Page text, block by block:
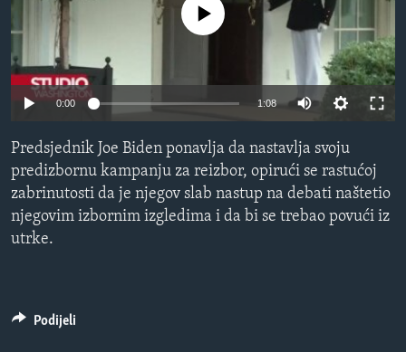
MAGAZIN
O GLASU AMERIKE
Learning English
PRATITE NAS
Jezici
No media source currently available
0:00 1:08
Predsjednik Joe Biden ponavlja da nastavlja svoju
predizbornu kampanju za reizbor, opirući se rastućoj
zabrinutosti da je njegov slab nastup na debati naštetio
njegovim izbornim izgledima i da bi se trebao povući iz
utrke.
Podijeli